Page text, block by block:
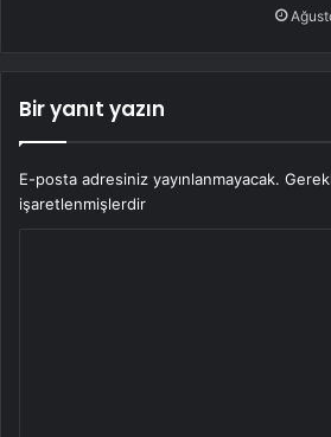
Bir yanıt yazın
E-posta adresiniz yayınlanmayacak.
işaretlenmişlerdir